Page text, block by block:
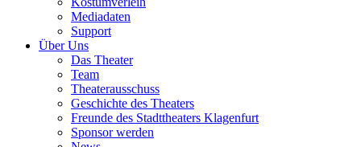
Mediadaten
Support
Über Uns
Das Theater
Team
Theaterausschuss
Geschichte des Theaters
Freunde des Stadttheaters Klagenfurt
Sponsor werden